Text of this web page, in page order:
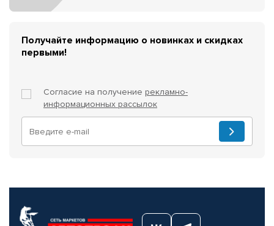
Получайте информацию о новинках и скидках
первыми!
Согласие на получение рекламно-
информационных рассылок